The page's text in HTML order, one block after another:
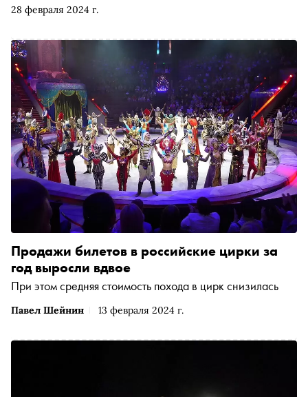
28 февраля 2024 г.
Павел Шейнин 13 февраля 2024 г.
Продажи билетов в российские цирки за
год выросли вдвое
При этом средняя стоимость похода в цирк снизилась